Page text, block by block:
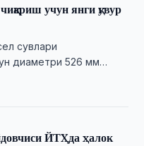
учун янги қувур
сувлари
диаметри 526 мм
ЙТҲда ҳалок